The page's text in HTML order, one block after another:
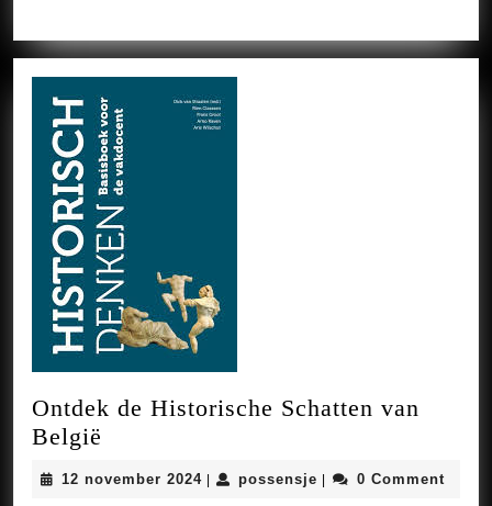
Feestartikelen
Ontdek de Historische Schatten van
België
Historische
12 november 202412
possensje possensje
0 Comment